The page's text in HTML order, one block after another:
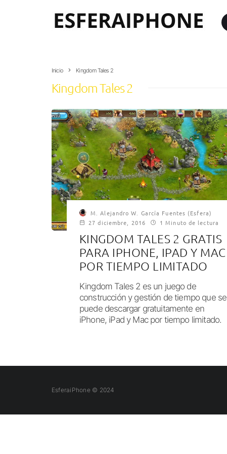
Inicio Kingdom Tales 2
Kingdom Tales 2
M. Alejandro W. García Fuentes (Esfera)
27 diciembre, 2016
1 Minuto de lectura
KINGDOM TALES 2 GRATIS
PARA IPHONE, IPAD Y MAC
POR TIEMPO LIMITADO
Kingdom Tales 2 es un juego de
construcción y gestión de tiempo que se
puede descargar gratuitamente en
iPhone, iPad y Mac por tiempo limitado.
EsferaiPhone © 2024